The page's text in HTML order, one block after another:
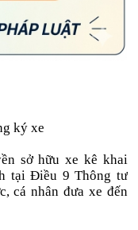
ký xe
sở hữu xe kê khai
tại Điều 9 Thông tư
cá nhân đưa xe đến